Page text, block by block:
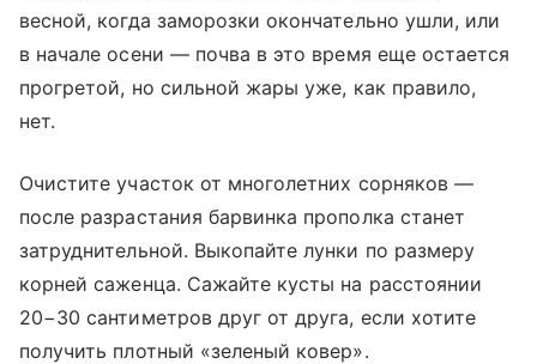
весной, когда заморозки окончательно ушли, или
в начале осени — почва в это время еще остается
прогретой, но сильной жары уже, как правило,
нет.
Очистите участок от многолетних сорняков —
после разрастания барвинка прополка станет
затруднительной. Выкопайте лунки по размеру
корней саженца. Сажайте кусты на расстоянии
20−30 сантиметров друг от друга, если хотите
получить плотный «зеленый ковер».